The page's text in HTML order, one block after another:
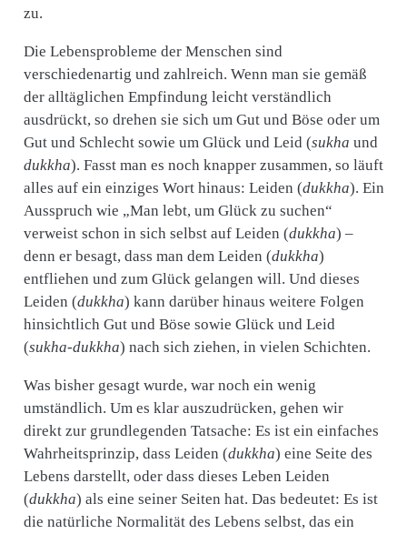
zu.
Die Lebensprobleme der Menschen sind
verschiedenartig und zahlreich. Wenn man sie gemäß
der alltäglichen Empfindung leicht verständlich
ausdrückt, so drehen sie sich um Gut und Böse oder um
Gut und Schlecht sowie um Glück und Leid (sukha und
dukkha). Fasst man es noch knapper zusammen, so läuft
alles auf ein einziges Wort hinaus: Leiden (dukkha). Ein
Ausspruch wie „Man lebt, um Glück zu suchen“
verweist schon in sich selbst auf Leiden (dukkha) –
denn er besagt, dass man dem Leiden (dukkha)
entfliehen und zum Glück gelangen will. Und dieses
Leiden (dukkha) kann darüber hinaus weitere Folgen
hinsichtlich Gut und Böse sowie Glück und Leid
(sukha-dukkha) nach sich ziehen, in vielen Schichten.
Was bisher gesagt wurde, war noch ein wenig
umständlich. Um es klar auszudrücken, gehen wir
direkt zur grundlegenden Tatsache: Es ist ein einfaches
Wahrheitsprinzip, dass Leiden (dukkha) eine Seite des
Lebens darstellt, oder dass dieses Leben Leiden
(dukkha) als eine seiner Seiten hat. Das bedeutet: Es ist
die natürliche Normalität des Lebens selbst, das ein